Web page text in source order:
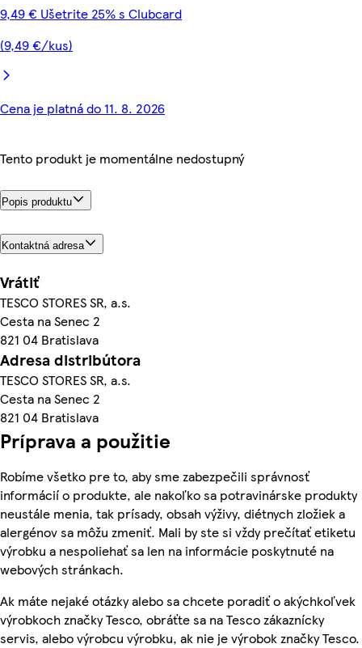
9,49 € Ušetrite 25% s Clubcard
(9,49 €/kus)
Cena je platná do 11. 8. 2026
Tento produkt je momentálne nedostupný
Popis produktu
Kontaktná adresa
Vrátiť
TESCO STORES SR, a.s.
Cesta na Senec 2
821 04 Bratislava
Adresa distribútora
TESCO STORES SR, a.s.
Cesta na Senec 2
821 04 Bratislava
Príprava a použitie
Robíme všetko pre to, aby sme zabezpečili správnosť
informácií o produkte, ale nakoľko sa potravinárske produkty
neustále menia, tak prísady, obsah výživy, diétnych zložiek a
alergénov sa môžu zmeniť. Mali by ste si vždy prečítať etiketu
výrobku a nespoliehať sa len na informácie poskytnuté na
webových stránkach.
Ak máte nejaké otázky alebo sa chcete poradiť o akýchkoľvek
výrobkoch značky Tesco, obráťte sa na Tesco zákaznícky
servis, alebo výrobcu výrobku, ak nie je výrobok značky Tesco.